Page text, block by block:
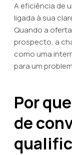
A eficiência de
ligada à sua
Quando a
prospecto, a
como uma
para um
Por
de